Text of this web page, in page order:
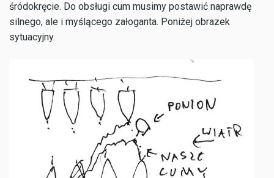
śródokręcie. Do obsługi cum musimy postawić naprawdę
silnego, ale i myślącego załoganta. Poniżej obrazek
sytuacyjny.